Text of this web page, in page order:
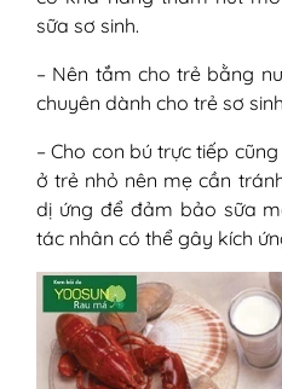
sữa sơ sinh.
– Nên tắm cho trẻ bằng
chuyên dành cho trẻ sơ
– Cho con bú trực tiếp
ở trẻ nhỏ nên mẹ cần
dị ứng để đảm bảo sữa
tác nhân có thể gây kích